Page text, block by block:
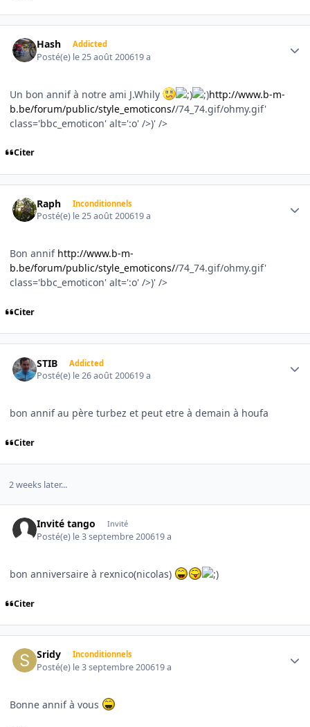
Hash Addicted
Posté(e) le 25 août 200619 a
Un bon annif à notre ami J.Whily
http://www.b-m-
b.be/forum/public/style_emoticons//74_74.gif/ohmy.gif'
class='bbc_emoticon' alt=':o' />)' />
Citer
Raph Inconditionnels
Posté(e) le 25 août 200619 a
Bon annif http://www.b-m-
b.be/forum/public/style_emoticons//74_74.gif/ohmy.gif'
class='bbc_emoticon' alt=':o' />)' />
Citer
STIB Addicted
Posté(e) le 26 août 200619 a
bon annif au père turbez et peut etre à demain à houfa
Citer
2 weeks later...
Invité tango Invité
Posté(e) le 3 septembre 200619 a
bon anniversaire à rexnico(nicolas)
Citer
Sridy Inconditionnels
Posté(e) le 3 septembre 200619 a
Bonne annif à vous